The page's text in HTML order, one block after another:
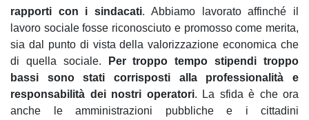
rapporti con i sindacati. Abbiamo lavorato affinché il
lavoro sociale fosse riconosciuto e promosso come merita,
sia dal punto di vista della valorizzazione economica che
di quella sociale.
Per troppo tempo stipendi troppo
bassi sono stati corrisposti alla professionalità e
responsabilità dei nostri operatori. La sfida è che ora
anche le amministrazioni pubbliche e i cittadini